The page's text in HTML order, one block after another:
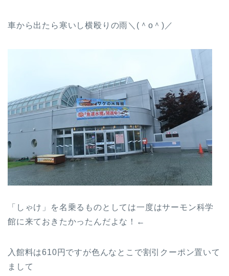
車から出たら寒いし横殴りの雨＼(＾o＾)／
「しゃけ」を名乗るものとしては一度はサーモン科学
館に来ておきたかったんだよな！←
入館料は610円ですが色んなとこで割引クーポン置いて
まして